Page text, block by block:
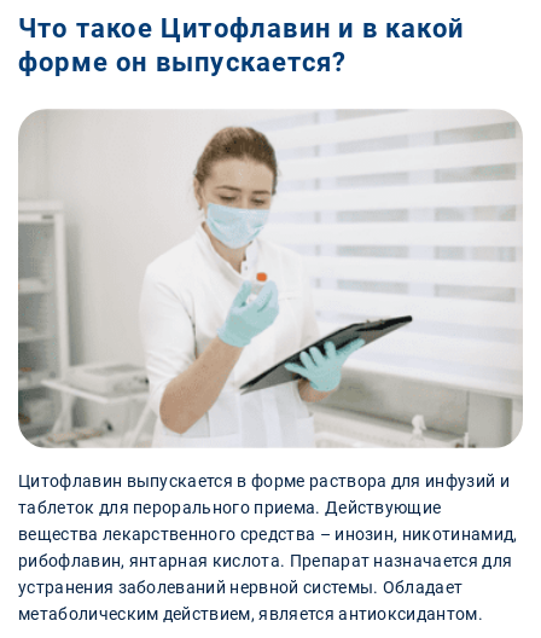
Что такое Цитофлавин и в какой
форме он выпускается?
Цитофлавин выпускается в форме раствора для инфузий и
таблеток для перорального приема. Действующие
вещества лекарственного средства – инозин, никотинамид,
рибофлавин, янтарная кислота. Препарат назначается для
устранения заболеваний нервной системы. Обладает
метаболическим действием, является антиоксидантом.